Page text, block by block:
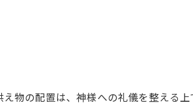
物の配置は、神様への礼儀を整える